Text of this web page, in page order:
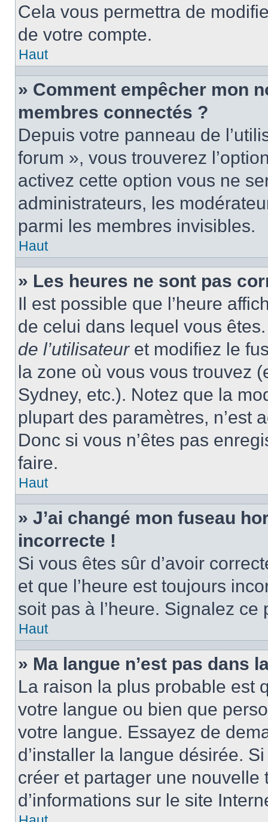
Cela vous permettra de
de votre compte.
Haut
» Comment empêcher mon
membres connectés ?
Depuis votre panneau de
forum », vous trouverez
activez cette option vous ne
administrateurs, les
parmi les membres invisibles.
Haut
» Les heures ne sont pas
Il est possible que l’heure
de celui dans lequel vous
de l’utilisateuret modifiez le
la zone où vous vous trouvez
Sydney, etc.). Notez que la
plupart des paramètres, n’est
Donc si vous n’êtes pas
faire.
Haut
» J’ai changé mon fuseau
incorrecte !
Si vous êtes sûr d’avoir
et que l’heure est toujours
soit pas à l’heure. Signalez
Haut
» Ma langue n’est pas dans
La raison la plus probable est
votre langue ou bien que
votre langue. Essayez de
d’installer la langue désirée.
créer et partager une
d’informations sur le site